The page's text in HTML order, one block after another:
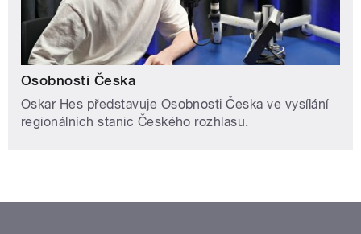
Osobnosti Česka
Oskar Hes představuje Osobnosti Česka ve vysílání
regionálních stanic Českého rozhlasu.